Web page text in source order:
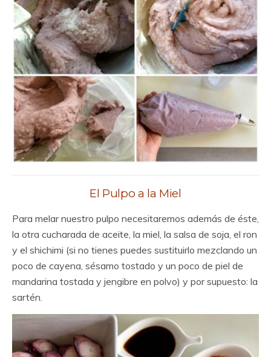
El Pulpo a la Miel
Para melar nuestro pulpo necesitaremos además de éste,
la otra cucharada de aceite, la miel, la salsa de soja, el ron
y el shichimi (si no tienes puedes sustituirlo mezclando un
poco de cayena, sésamo tostado y un poco de piel de
mandarina tostada y jengibre en polvo) y por supuesto: la
sartén.